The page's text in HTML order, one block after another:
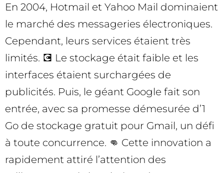
En 2004, Hotmail et Yahoo Mail dominaient
le marché des messageries électroniques.
Cependant, leurs services étaient très
limités. 💽 Le stockage était faible et les
interfaces étaient surchargées de
publicités. Puis, le géant Google fait son
entrée, avec sa promesse démesurée d’1
Go de stockage gratuit pour Gmail, un défi
à toute concurrence. 👊 Cette innovation a
rapidement attiré l’attention des